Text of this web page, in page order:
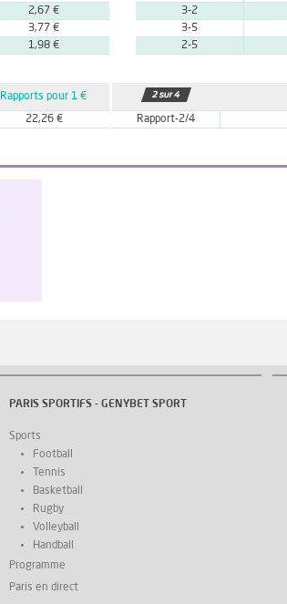
2,67 €
3,77 €
1,98 €
3-2
3-5
2-5
Rapports pour 1 €
22,26 € Rapport-2/4
PARIS SPORTIFS - GENYBET SPORT
Sports
Football
Tennis
Basketball
Rugby
Volleyball
Handball
Programme
Paris en direct